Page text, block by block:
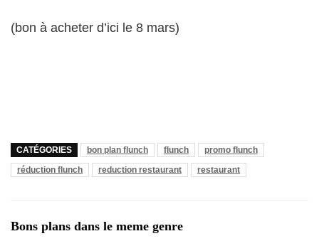
(bon à acheter d’ici le 8 mars)
CATÉGORIES bon plan flunch flunch
promo flunch
réduction flunch
reduction restaurant restaurant
Bons plans dans le meme genre